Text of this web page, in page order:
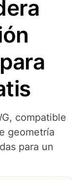
compatible
geometría
para un